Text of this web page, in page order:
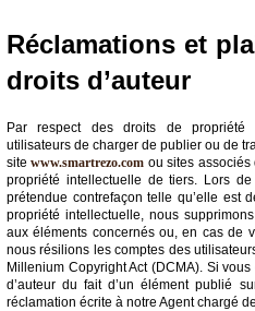
Réclamations et
droits d’auteur
Par respect des droits de propriété
utilisateurs de charger de publier ou de
sitewww.smartrezo.com ou sites associés
propriété intellectuelle de tiers. Lors
prétendue contrefaçon telle qu’elle est
propriété intellectuelle, nous
aux éléments concernés ou, en cas de
nous résilions les comptes des
Millenium Copyright Act (DCMA). Si
d’auteur du fait d’un élément publié
réclamation écrite à notre Agent chargé